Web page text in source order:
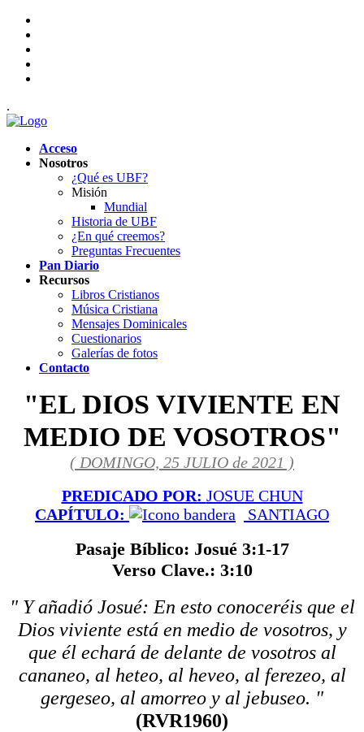
.
Acceso
Nosotros
¿Qué es UBF?
Misión
Mundial
Historia de UBF
¿En qué creemos?
Preguntas Frecuentes
Pan Diario
Recursos
Libros Cristianos
Música Cristiana
Mensajes Dominicales
Cuestionarios
Galerías de fotos
Contacto
"EL DIOS VIVIENTE EN
MEDIO DE VOSOTROS"
( DOMINGO, 25 JULIO de 2021 )
PREDICADO POR: JOSUE CHUN
CAPÍTULO:
SANTIAGO
Pasaje Bíblico: Josué 3:1-17
Verso Clave.: 3:10
" Y añadió Josué: En esto conoceréis que el
Dios viviente está en medio de vosotros, y
que él echará de delante de vosotros al
cananeo, al heteo, al heveo, al ferezeo, al
gergeseo, al amorreo y al jebuseo. "
(RVR1960)